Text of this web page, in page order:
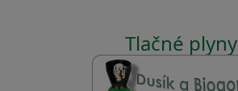
Tlačné plyny